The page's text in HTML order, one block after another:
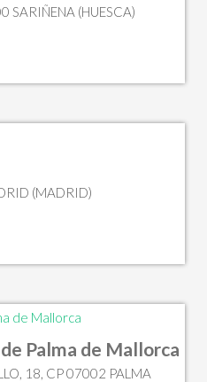
SARIÑENA (HUESCA)
(MADRID)
Palma de Mallorca
18, CP 07002 PALMA